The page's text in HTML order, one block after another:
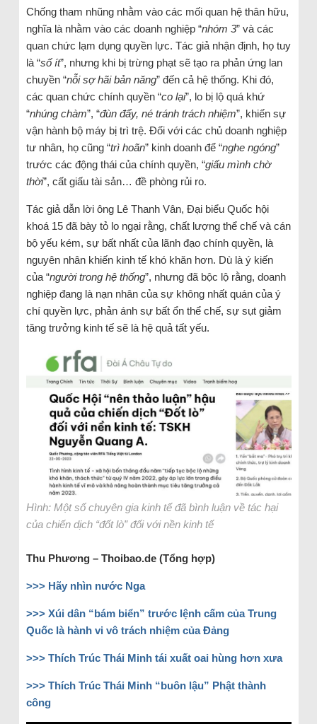
Chống tham nhũng nhằm vào các mối quan hệ thân hữu,
nghĩa là nhằm vào các doanh nghiệp “nhóm 3” và các
quan chức lạm dụng quyền lực. Tác giả nhận định, họ tuy
là “số ít”, nhưng khi bị trừng phạt sẽ tạo ra phản ứng lan
chuyền “nỗi sợ hãi bản năng” đến cả hệ thống. Khi đó,
các quan chức chính quyền “co lại”, lo bị lộ quá khứ
“nhúng chàm”, “đùn đẩy, né tránh trách nhiệm”, khiến sự
vận hành bộ máy bị trì trệ. Đối với các chủ doanh nghiệp
tư nhân, họ cũng “trì hoãn” kinh doanh để “nghe ngóng”
trước các động thái của chính quyền, “giấu mình chờ
thời”, cất giấu tài sản… đề phòng rủi ro.
Tác giả dẫn lời ông Lê Thanh Vân, Đại biểu Quốc hội
khoá 15 đã bày tỏ lo ngại rằng, chất lượng thể chế và cán
bộ yếu kém, sự bất nhất của lãnh đạo chính quyền, là
nguyên nhân khiến kinh tế khó khăn hơn. Dù là ý kiến
của “người trong hệ thống”, nhưng đã bộc lộ rằng, doanh
nghiệp đang là nạn nhân của sự không nhất quán của ý
chí quyền lực, phản ánh sự bất ổn thể chế, sự sụt giảm
tăng trưởng kinh tế sẽ là hệ quả tất yếu.
Hình: Một số chuyên gia kinh tế đã bình luận về tác hại
của chiến dịch “đốt lò” đối với nền kinh tế
Thu Phương – Thoibao.de (Tổng hợp)
>>> Hãy nhìn nước Nga
>>> Xúi dân “bám biển” trước lệnh cấm của Trung
Quốc là hành vi vô trách nhiệm của Đảng
>>> Thích Trúc Thái Minh tái xuất oai hùng hơn xưa
>>> Thích Trúc Thái Minh “buôn lậu” Phật thành
công